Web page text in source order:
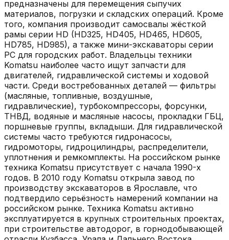
предназначены для перемещения сыпучих
материалов, погрузки и складских операций. Кроме
того, компания производит самосвалы жёсткой
рамы серии HD (HD325, HD405, HD465, HD605,
HD785, HD985), а также мини-экскаваторы серии
PC для городских работ. Владельцы техники
Komatsu наиболее часто ищут запчасти для
двигателей, гидравлической системы и ходовой
части. Среди востребованных деталей — фильтры
(масляные, топливные, воздушные,
гидравлические), турбокомпрессоры, форсунки,
ТНВД, водяные и масляные насосы, прокладки ГБЦ,
поршневые группы, вкладыши. Для гидравлической
системы часто требуются гидронасосы,
гидромоторы, гидроцилиндры, распределители,
уплотнения и ремкомплекты. На российском рынке
техника Komatsu присутствует с начала 1990-х
годов. В 2010 году Komatsu открыла завод по
производству экскаваторов в Ярославле, что
подтвердило серьёзность намерений компании на
российском рынке. Техника Komatsu активно
эксплуатируется в крупных строительных проектах,
при строительстве автодорог, в горнодобывающей